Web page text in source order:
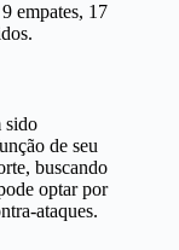
empates, 17
sido
de seu
buscando
optar por
ataques.